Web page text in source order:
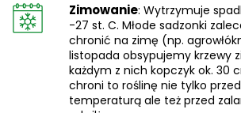
Zimowanie: Wytrzymuje
-27 st. C. Młode sadzonki
chronić na zimę (np.
listopada obsypujemy krzewy
każdym z nich kopczyk ok. 30
chroni to roślinę nie tylko
temperaturą ale też przed